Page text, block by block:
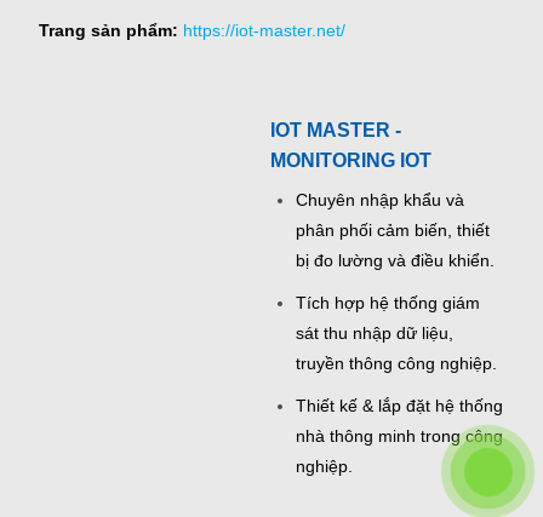
Trang sản phẩm: https://iot-master.net/
IOT MASTER -
MONITORING IOT
Chuyên nhập khẩu và
phân phối cảm biến, thiết
bị đo lường và điều khiển.
Tích hợp hệ thống giám
sát thu nhập dữ liệu,
truyền thông công nghiệp.
Thiết kế & lắp đặt hệ thống
nhà thông minh trong công
nghiệp.